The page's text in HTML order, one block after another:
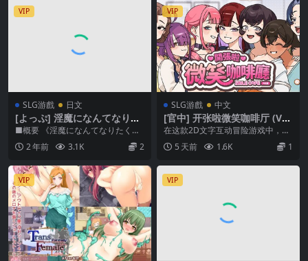
VIP
SLG游戲 日文
[よっぷ] 淫魔になんてなりた
くない!
■概要 《淫魔になんてなりたくな
い！》[よっぷ] 这是一个探索型的
短篇成人角色扮...
2 年前 3.1K 2
VIP
SLG游戲 中文
[官中] 开张啦微笑咖啡厅 (Ver
1.7)
在这款2D文字互动冒险游戏中，你
将与8位女角踏上浪漫的恋爱旅程。
玩家身为自由接...
5 天前 1.6K 1
VIP VIP